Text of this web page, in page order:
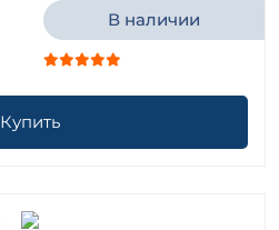
В наличии
Купить